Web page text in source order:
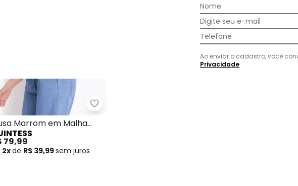
Kit 3 Blusas Caneladas FemininaQuintess - Blusa Marrom em Malha Interlock
Marrom em Malha
79,99
2xde R$ 39,99sem juros
Nome
Digite seu e-mail
Telefone
Ao enviar o cadastro, você
Privacidade